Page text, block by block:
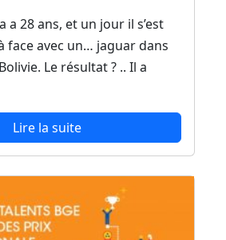
a 28 ans, et un jour il s’est
face avec un… jaguar dans
Le résultat ? .. Il a
Lire la suite